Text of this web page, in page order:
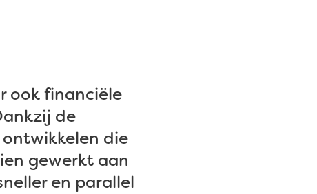
ook financiële
de
die
gewerkt aan
en parallel